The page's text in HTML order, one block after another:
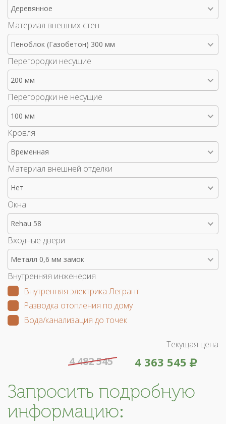
Деревянное
Материал внешних стен
Пеноблок (Газобетон) 300 мм
Перегородки несущие
200 мм
Перегородки не несущие
100 мм
Кровля
Временная
Материал внешней отделки
Нет
Окна
Rehau 58
Входные двери
Металл 0,6 мм замок
Внутренняя инженерия
Внутренняя электрика Легрант
Разводка отопления по дому
Вода/канализация до точек
Текущая цена
4 363 545
4 482 545
Запросить подробную
информацию: